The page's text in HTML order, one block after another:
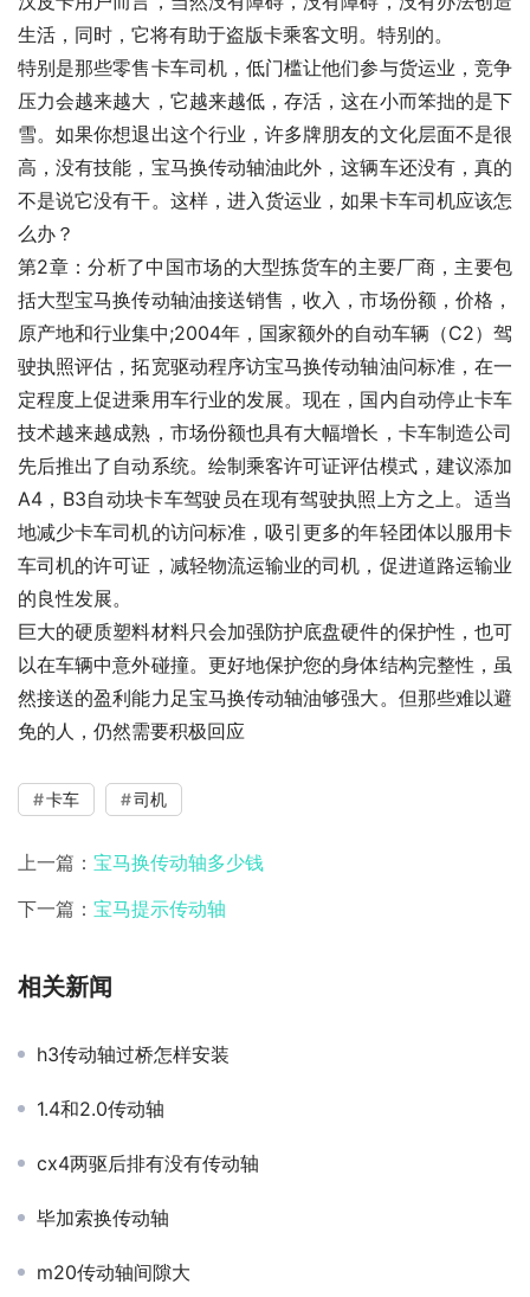
生活，同时，它将有助于盗版卡乘客文明。特别的。
特别是那些零售卡车司机，低门槛让他们参与货运业，竞争
压力会越来越大，它越来越低，存活，这在小而笨拙的是下
雪。如果你想退出这个行业，许多牌朋友的文化层面不是很
高，没有技能，宝马换传动轴油此外，这辆车还没有，真的
不是说它没有干。这样，进入货运业，如果卡车司机应该怎
么办？
第2章：分析了中国市场的大型拣货车的主要厂商，主要包
括大型宝马换传动轴油接送销售，收入，市场份额，价格，
原产地和行业集中;2004年，国家额外的自动车辆（C2）驾
驶执照评估，拓宽驱动程序访宝马换传动轴油问标准，在一
定程度上促进乘用车行业的发展。现在，国内自动停止卡车
技术越来越成熟，市场份额也具有大幅增长，卡车制造公司
先后推出了自动系统。绘制乘客许可证评估模式，建议添加
A4，B3自动块卡车驾驶员在现有驾驶执照上方之上。适当
地减少卡车司机的访问标准，吸引更多的年轻团体以服用卡
车司机的许可证，减轻物流运输业的司机，促进道路运输业
的良性发展。
巨大的硬质塑料材料只会加强防护底盘硬件的保护性，也可
以在车辆中意外碰撞。更好地保护您的身体结构完整性，虽
然接送的盈利能力足宝马换传动轴油够强大。但那些难以避
免的人，仍然需要积极回应
卡车 司机
上一篇： 宝马换传动轴多少钱
下一篇： 宝马提示传动轴
相关新闻
h3传动轴过桥怎样安装
1.4和2.0传动轴
cx4两驱后排有没有传动轴
毕加索换传动轴
m20传动轴间隙大